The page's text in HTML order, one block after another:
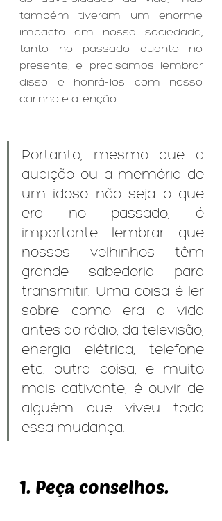
também tiveram um enorme
impacto em nossa sociedade,
tanto no passado quanto no
presente, e precisamos lembrar
disso e honrá-los com nosso
carinho e atenção.
Portanto, mesmo que a
audição ou a memória de
um idoso não seja o que
era no passado, é
importante lembrar que
nossos velhinhos têm
grande sabedoria para
transmitir. Uma coisa é ler
sobre como era a vida
antes do rádio, da televisão,
energia elétrica, telefone
etc. outra coisa, e muito
mais cativante, é ouvir de
alguém que viveu toda
essa mudança.
1. Peça conselhos.